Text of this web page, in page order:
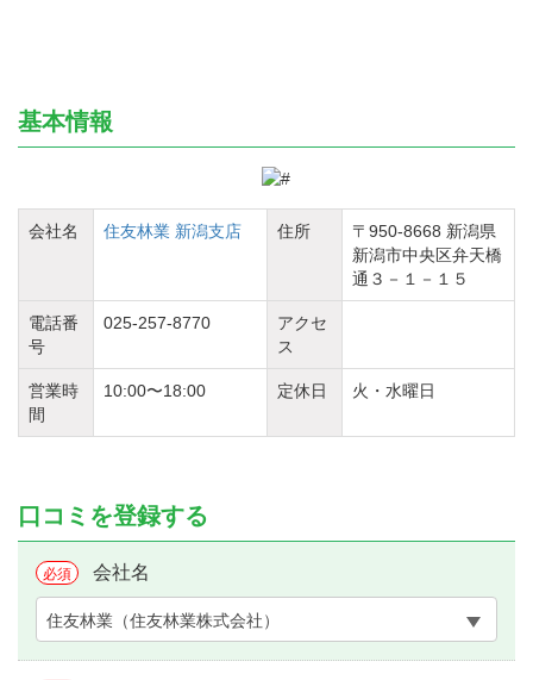
基本情報
会社名 住友林業 新潟支店 住所
〒950-8668 新潟県
新潟市中央区弁天橋
通３－１－１５
電話番
号
025-257-8770
アクセ
ス
営業時
間
10:00〜18:00 定休日 火・水曜日
口コミを登録する
必須 会社名
住友林業（住友林業株式会社）